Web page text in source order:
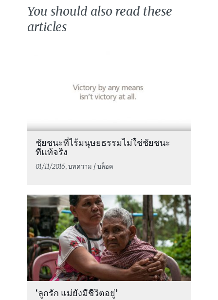
You should also read these
articles
ชัยชนะที่ไร้มนุษยธรรมไม่ใช่ชัยชนะ
ที่แท้จริง
01/11/2016, บทความ / บล็อค
‘ลูกรัก แม่ยังมีชีวิตอยู่’